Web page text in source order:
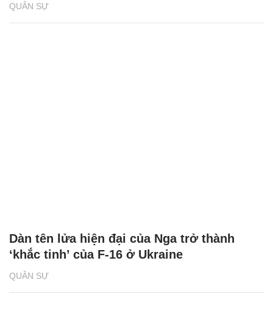
QUÂN SỰ
QUÂN SỰ
Dàn tên lửa hiện đại của Nga trở thành
‘khắc tinh’ của F-16 ở Ukraine